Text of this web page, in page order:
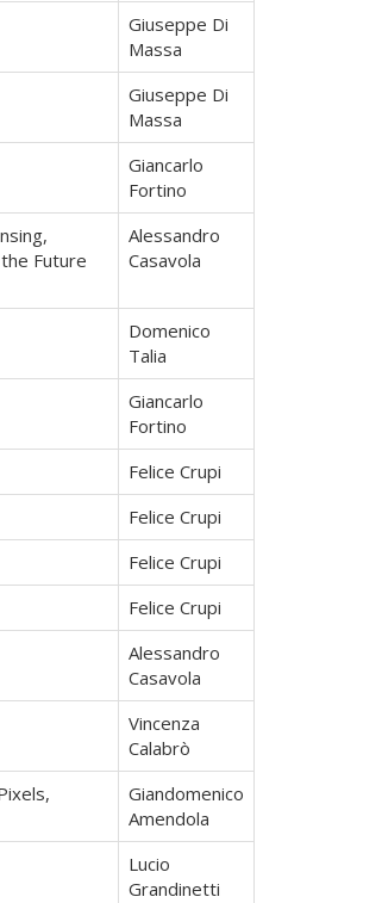
Giuseppe Di
Massa
Giuseppe Di
Massa
Giancarlo
Fortino
Future
Alessandro
Casavola
Domenico
Talia
Giancarlo
Fortino
Felice Crupi
Felice Crupi
Felice Crupi
Felice Crupi
Alessandro
Casavola
Vincenza
Calabrò
Giandomenico
Amendola
Lucio
Grandinetti